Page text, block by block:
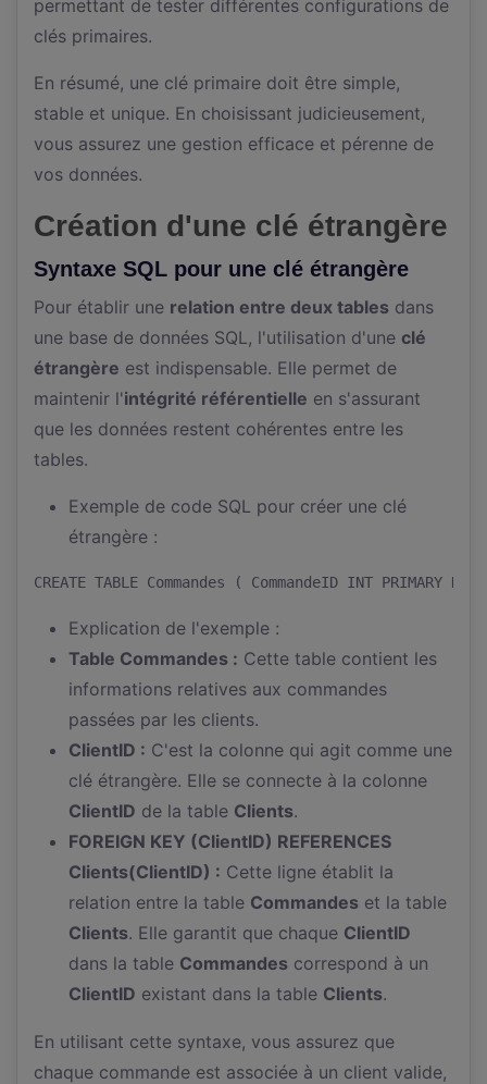
permettant de tester différentes configurations de
clés primaires.
En résumé, une clé primaire doit être simple,
stable et unique. En choisissant judicieusement,
vous assurez une gestion efficace et pérenne de
vos données.
Création d'une clé étrangère
Syntaxe SQL pour une clé étrangère
Pour établir une relation entre deux tables dans
une base de données SQL, l'utilisation d'une clé
étrangère est indispensable. Elle permet de
maintenir l'intégrité référentielle en s'assurant
que les données restent cohérentes entre les
tables.
Exemple de code SQL pour créer une clé
étrangère :
CREATE TABLE Commandes ( CommandeID INT
Explication de l'exemple :
Table Commandes : Cette table contient les
informations relatives aux commandes
passées par les clients.
ClientID : C'est la colonne qui agit comme une
clé étrangère. Elle se connecte à la colonne
ClientID de la table Clients.
FOREIGN KEY (ClientID) REFERENCES
Clients(ClientID) : Cette ligne établit la
relation entre la table Commandes et la table
Clients. Elle garantit que chaque ClientID
dans la table Commandes correspond à un
ClientID existant dans la table Clients.
En utilisant cette syntaxe, vous assurez que
chaque commande est associée à un client valide,